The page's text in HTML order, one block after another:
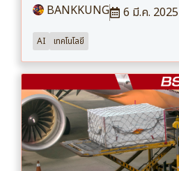
BANKKUNG
6 มี.ค. 2025
AI เทคโนโลยี